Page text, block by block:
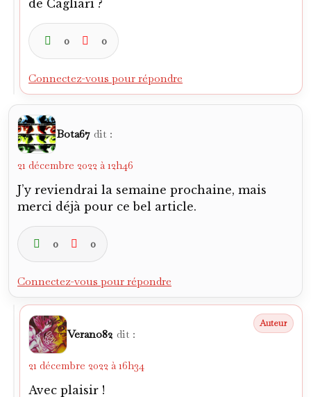
Verano82
21 décembre 2022 à 16h34
0 0
Connectez-vous pour répondre
Bota67 dit :
22 décembre 2022 à 17h05
Je dirais même plus (car à l’instant relu) :
très, très bel article.. Il est manifeste que
tu y as mis beaucoup d’amour, on peut
comprendre pourquoi en appréciant
mieux son parcours – et ces destins
croisés.
Je n’avais jamais remarqué que
Mondonico était l’entraîneur de
l’Atalanta en 88…………. Déjà guère verni,